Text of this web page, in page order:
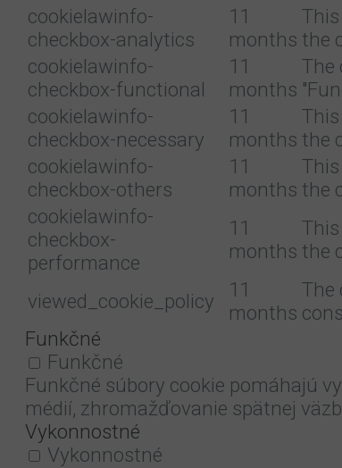
cookielawinfo-
checkbox-analytics
11
months the
cookielawinfo-
checkbox-functional
11
months
The
cookielawinfo-
checkbox-necessary
11
months the
cookielawinfo-
checkbox-others
11
months the
cookielawinfo-
checkbox-
performance
11
months the
viewed_cookie_policy
11
months
The
Funkčné
Funkčné
Funkčné súbory cookie pomáhajú
médií, zhromažďovanie spätnej
Vykonnostné
Vykonnostné